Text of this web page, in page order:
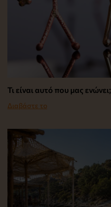
Τι είναι αυτό που μας ενώνει;
Διαβάστε το